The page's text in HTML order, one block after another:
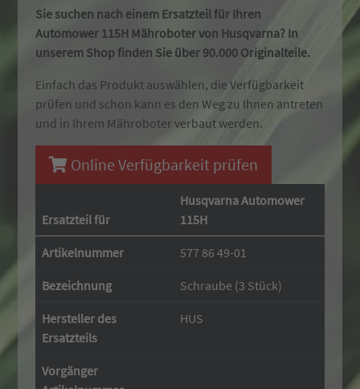
Sie suchen nach einem Ersatzteil für Ihren
Automower 115H Mähroboter von Husqvarna? In
unserem Shop finden Sie über 90.000 Originalteile.
Einfach das Produkt auswählen, die Verfügbarkeit
prüfen und schon kann es den Weg zu Ihnen antreten
und in Ihrem Mähroboter verbaut werden.
Online Verfügbarkeit prüfen
Ersatzteil für
Husqvarna Automower
115H
Artikelnummer 577 86 49-01
Bezeichnung Schraube (3 Stück)
Hersteller des
Ersatzteils
HUS
Vorgänger